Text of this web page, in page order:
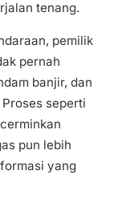
tenang.
pemilik
pernah
banjir, dan
seperti
pun lebih
yang